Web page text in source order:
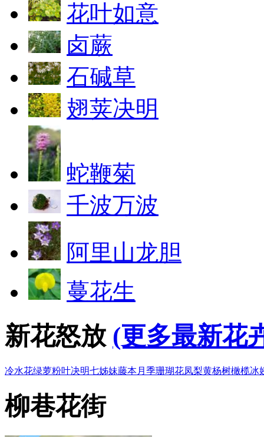
花叶如意
卤蕨
石碱草
翅荚决明
蛇鞭菊
千波万波
阿里山龙胆
蔓花生
新花怒放 (更多最新花
冷水花绿萝粉叶决明七姊妹藤本月季珊瑚花凤梨黄杨树橄榄冰
柳巷花街